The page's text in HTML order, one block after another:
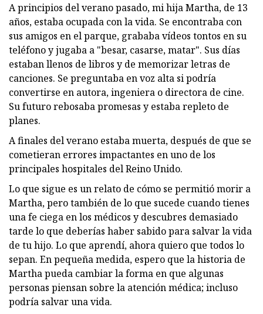
A principios del verano pasado, mi hija Martha, de 13
años, estaba ocupada con la vida. Se encontraba con
sus amigos en el parque, grababa vídeos tontos en su
teléfono y jugaba a "besar, casarse, matar". Sus días
estaban llenos de libros y de memorizar letras de
canciones. Se preguntaba en voz alta si podría
convertirse en autora, ingeniera o directora de cine.
Su futuro rebosaba promesas y estaba repleto de
planes.
A finales del verano estaba muerta, después de que se
cometieran errores impactantes en uno de los
principales hospitales del Reino Unido.
Lo que sigue es un relato de cómo se permitió morir a
Martha, pero también de lo que sucede cuando tienes
una fe ciega en los médicos y descubres demasiado
tarde lo que deberías haber sabido para salvar la vida
de tu hijo. Lo que aprendí, ahora quiero que todos lo
sepan. En pequeña medida, espero que la historia de
Martha pueda cambiar la forma en que algunas
personas piensan sobre la atención médica; incluso
podría salvar una vida.